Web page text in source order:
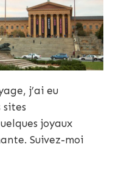
j’ai eu
sites
joyaux
Suivez-moi